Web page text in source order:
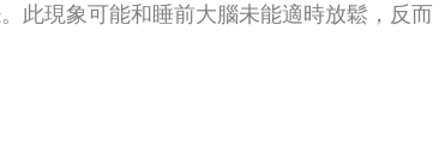
此現象可能和睡前大腦未能適時放鬆，反而